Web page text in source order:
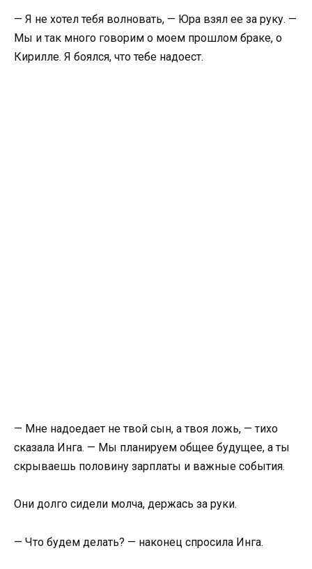
— Я не хотел тебя волновать, — Юра взял ее за руку. —
Мы и так много говорим о моем прошлом браке, о
Кирилле. Я боялся, что тебе надоест.
— Мне надоедает не твой сын, а твоя ложь, — тихо
сказала Инга. — Мы планируем общее будущее, а ты
скрываешь половину зарплаты и важные события.
Они долго сидели молча, держась за руки.
— Что будем делать? — наконец спросила Инга.